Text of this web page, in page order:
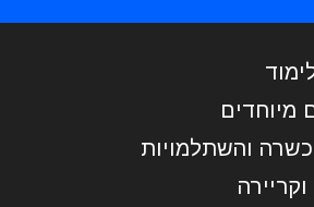
מיוחדים
והשתלמויות